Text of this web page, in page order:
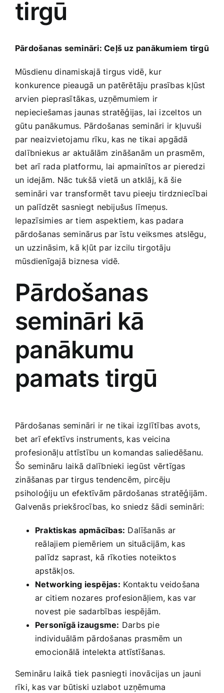
Medicīnas preces
Pakalpojumi
Pārtikas preces
Preces birojam
Preces pieaugušajiem
Rotaļlietas, bērnu preces
Smaržas, kosmētika
Sports, tūrisms un atpūta
TV un Sadzīves tehnika
tirgū
Pārdošanas semināri:‌ Ceļš uz panākumiem tirgū
Mūsdienu dinamiskajā tirgus vidē, ‍kur
konkurence pieaugā un‍ patērētāju ⁢prasības kļūst
arvien ​pieprasītākas, uzņēmumiem ir⁢
nepieciešamas jaunas stratēģijas, lai ⁤izceltos⁤ un
gūtu panākumus. Pārdošanas ⁣semināri ir ⁢kļuvuši
par neaizvietojamu rīku, kas ne ​tikai apgādā
dalībniekus ar aktuālām ⁢zināšanām un prasmēm,
bet arī rada platformu, lai apmainītos ar pieredzi
un idejām. ⁣Nāc ‍tukšā vietā ‍un atklāj, kā šie
semināri var transformēt tavu pieeju tirdzniecībai‍
un palīdzēt⁣ sasniegt ⁤nebijušus ⁢līmeņus.
⁢Iepazīsimies⁣ ar tiem ⁣aspektiem, kas padara⁢
pārdošanas⁢ seminārus par īstu veiksmes ⁢atslēgu,
un uzzināsim, kā kļūt ​par izcilu ‌tirgotāju
mūsdienīgajā ⁣biznesa⁤ vidē.
Pārdošanas
semināri kā
panākumu
pamats tirgū
Pārdošanas semināri ⁢ir ne​ tikai izglītības avots,⁤
bet ⁣arī efektīvs ‌instruments, kas​ veicina
profesionāļu attīstību un ‌komandas saliedēšanu.‍
Šo ‌semināru laikā dalībnieki iegūst​ vērtīgas⁢
zināšanas ​par tirgus ​tendencēm, pircēju
⁣psiholoģiju un efektīvām pārdošanas stratēģijām.​
Galvenās​ priekšrocības, ko ‌sniedz‌ šādi semināri:
Praktiskas‍ apmācības: Dalīšanās ⁣ar⁢
reālajiem piemēriem un situācijām, ‌kas​
palīdz saprast, kā rīkoties noteiktos
apstākļos.
Networking iespējas: ⁢Kontaktu veidošana
ar citiem nozares⁣ profesionāļiem, kas‌ var
novest pie sadarbības⁣ iespējām.
Personīgā izaugsme: Darbs pie
individuālām pārdošanas prasmēm ​un
emocionālā intelekta attīstīšanas.
Semināru ⁣laikā tiek pasniegti inovācijas ‍un jauni
rīki,‍ kas‍ var būtiski uzlabot⁤ uzņēmuma